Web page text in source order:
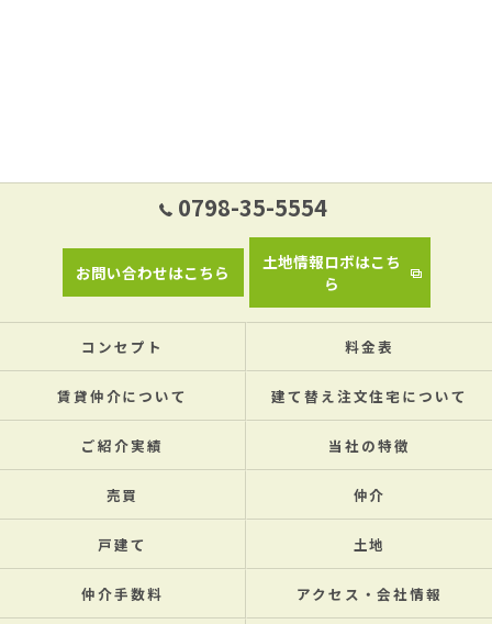
0798-35-5554
お問い合わせはこちら
土地情報ロボはこち
ら
コンセプト 料金表
賃貸仲介について 建て替え注文住宅について
ご紹介実績 当社の特徴
売買 仲介
戸建て 土地
仲介手数料 アクセス・会社情報